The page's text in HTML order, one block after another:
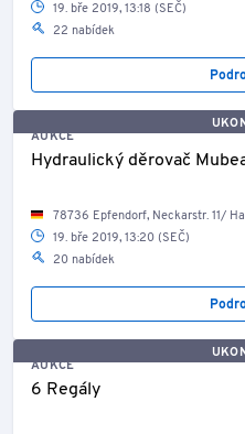
19. bře 2019, 13:18 (SEČ)
22 nabídek
AUKCE
Hydraulický děrovač
78736 Epfendorf, Neckarstr. 11/
19. bře 2019, 13:20 (SEČ)
20 nabídek
AUKCE
6 Regály